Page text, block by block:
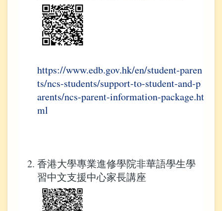
https://www.edb.gov.hk/en/student-paren
ts/ncs-students/support-to-student-and-p
arents/ncs-parent-information-package.ht
ml
香港大學專業進修學院非華語學生學
習中文支援中心家長講座